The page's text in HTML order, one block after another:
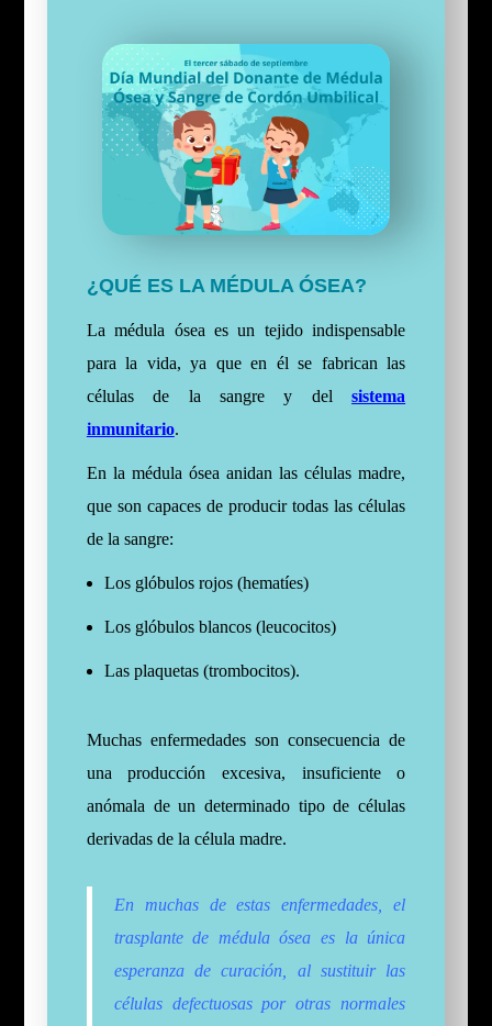
¿QUÉ ES LA MÉDULA ÓSEA?
La médula ósea es un tejido indispensable
para la vida, ya que en él se fabrican las
células de la sangre y delsistema
inmunitario.
En la médula ósea anidan las células madre,
que son capaces de producir todas las células
de la sangre:
Los glóbulos rojos (hematíes)
Los glóbulos blancos (leucocitos)
Las plaquetas (trombocitos).
Muchas enfermedades son consecuencia de
una producción excesiva, insuficiente o
anómala de un determinado tipo de células
derivadas de la célula madre.
En muchas de estas enfermedades, el
trasplante de médula ósea es la única
esperanza de curación, al sustituir las
células defectuosas por otras normales